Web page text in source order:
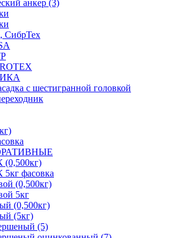
анкер (3)
СибрТех
с шестигранной головкой
фасовка
(0,500кг)
5кг
(0,500кг)
(5кг)
(5)